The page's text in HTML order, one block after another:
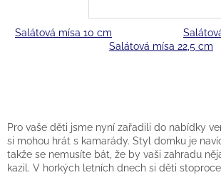
Salátová mísa 10 cm
Salátová mísa 22,5 cm
Pro vaše děti jsme nyní zařadili do nabídky
si mohou hrát s kamarády. Styl domku je
takže se nemusíte bát, že by vaši zahradu
kazil. V horkých letních dnech si děti